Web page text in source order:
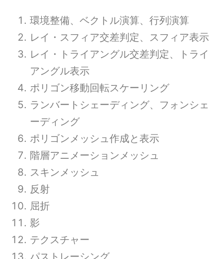
環境整備、ベクトル演算、行列演算
レイ・スフィア交差判定、スフィア表示
レイ・トライアングル交差判定、トライ
アングル表示
ポリゴン移動回転スケーリング
ランバートシェーディング、フォンシェ
ーディング
ポリゴンメッシュ作成と表示
階層アニメーションメッシュ
スキンメッシュ
反射
屈折
影
テクスチャー
パストレーシング